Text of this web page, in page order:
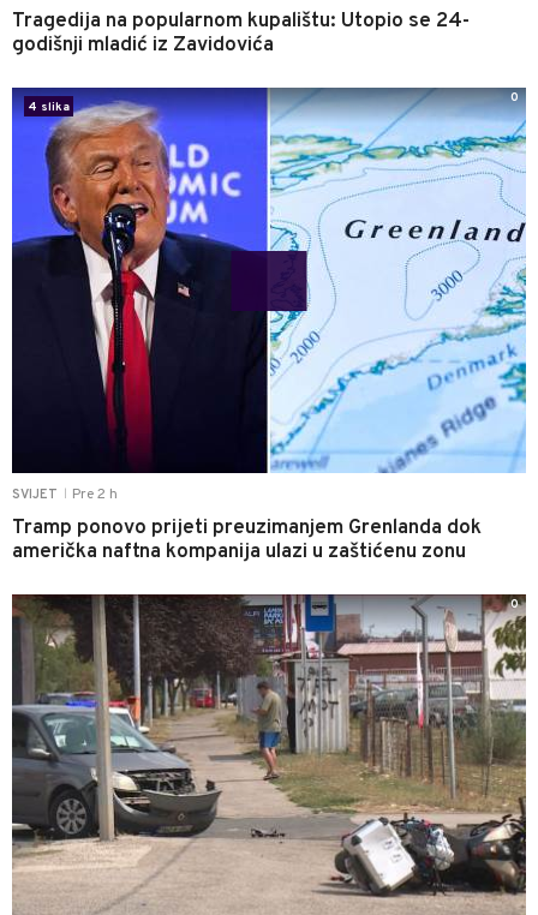
Tragedija na popularnom kupalištu: Utopio se 24-
godišnji mladić iz Zavidovića
SVIJET Pre 2 h
Tramp ponovo prijeti preuzimanjem Grenlanda dok
američka naftna kompanija ulazi u zaštićenu zonu
4 slika
0
0